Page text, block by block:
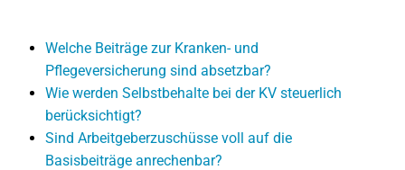
Welche Beiträge zur Kranken- und
Pflegeversicherung sind absetzbar?
Wie werden Selbstbehalte bei der KV steuerlich
berücksichtigt?
Sind Arbeitgeberzuschüsse voll auf die
Basisbeiträge anrechenbar?